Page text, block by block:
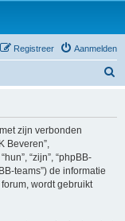
Aanmelden
Registreer
zijn verbonden
Beveren”,
“zijn”, “phpBB-
teams”) de informatie
wordt gebruikt